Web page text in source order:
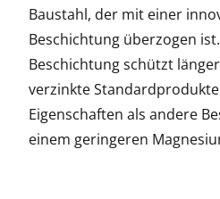
Baustahl, der mit einer
Beschichtung überzogen
Beschichtung schützt
verzinkte
Eigenschaften als andere
einem geringeren